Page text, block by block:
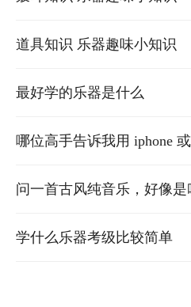
道具知识 乐器趣味小知识
最好学的乐器是什么
哪位高手告诉我用 iphone
器，把音频输入到电脑上录
问一首古风纯音乐，好像
的
学什么乐器考级比较简单